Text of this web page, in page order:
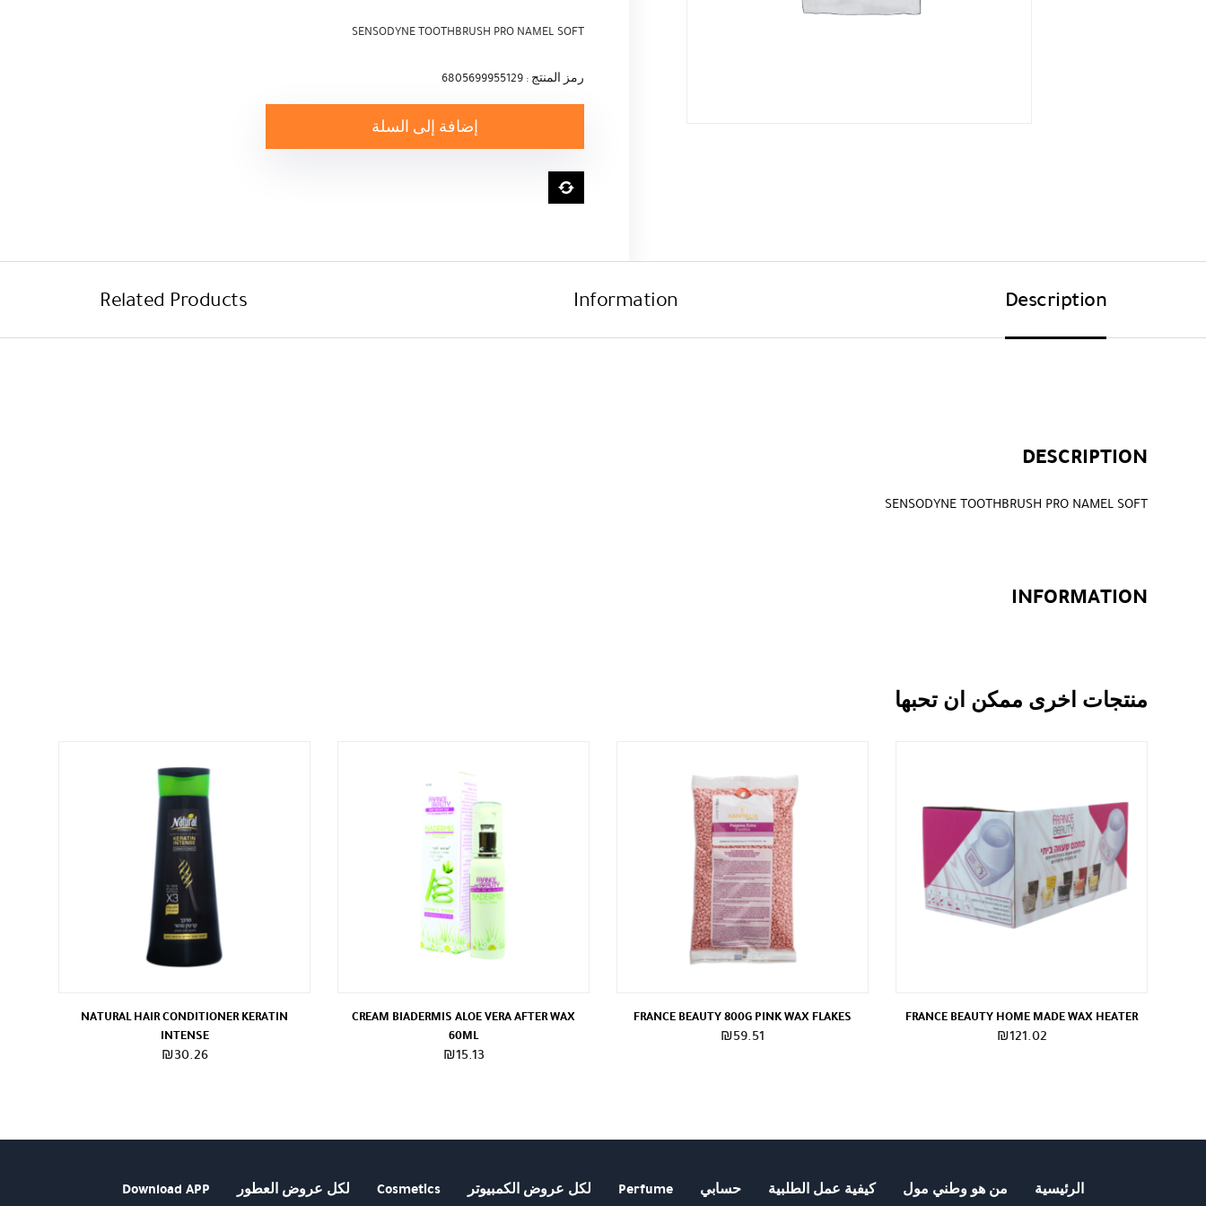
SENSODYNE TOOTHBRUSH PRO NAMEL SOFT
رمز المنتج : 6805699955129
إضافة إلى السلة
Description
Information
Related Products
DESCRIPTION
SENSODYNE TOOTHBRUSH PRO NAMEL SOFT
INFORMATION
منتجات اخرى ممكن ان تحبها
FRANCE BEAUTY HOME MADE WAX HEATER
₪121.02
FRANCE BEAUTY 800G PINK WAX FLAKES
₪59.51
CREAM BIADERMIS ALOE VERA AFTER WAX
60ML
₪15.13
NATURAL HAIR CONDITIONER KERATIN
INTENSE
₪30.26
الرئيسية من هو وطني مول كيفية عمل الطلبية حسابي Perfume لكل عروض الكمبيوتر Cosmetics لكل عروض العطور Download APP